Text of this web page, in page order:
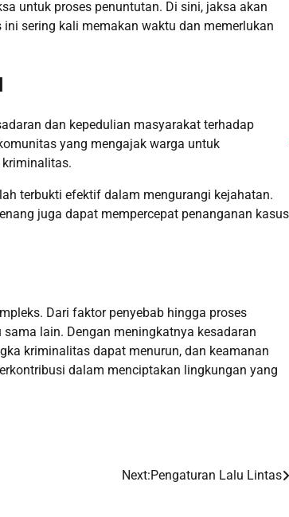
untuk proses penuntutan. Di sini, jaksa akan
sering kali memakan waktu dan memerlukan
dan kepedulian masyarakat terhadap
yang mengajak warga untuk
terbukti efektif dalam mengurangi kejahatan.
juga dapat mempercepat penanganan kasus
Dari faktor penyebab hingga proses
lain. Dengan meningkatnya kesadaran
kriminalitas dapat menurun, dan keamanan
dalam menciptakan lingkungan yang
Next:Pengaturan Lalu Lintas